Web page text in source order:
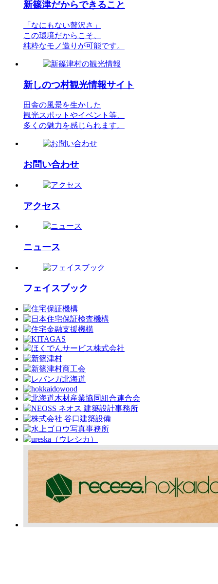
新篠津だからできること
「なにもない贅沢さ」
この環境だからこそ、
純粋なモノ造りが可能です。
新しのつ村観光情報サイト
田舎の風景を生かした
観光スポットやイベント等、
多くの魅力を感じられます。
お問い合わせ
アクセス
ニュース
フェイスブック